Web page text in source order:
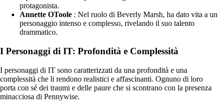
protagonista.
Annette OToole : Nel ruolo di Beverly Marsh, ha dato vita a un
personaggio intenso e complesso, rivelando il suo talento
drammatico.
I Personaggi di IT: Profondità e Complessità
I personaggi di IT sono caratterizzati da una profondità e una
complessità che li rendono realistici e affascinanti. Ognuno di loro
porta con sé dei traumi e delle paure che si scontrano con la presenza
minacciosa di Pennywise.